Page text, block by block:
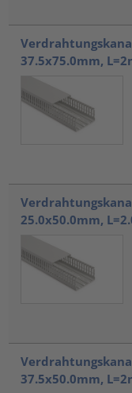
37.5x75.0mm,
25.0x50.0mm,
37.5x50.0mm,